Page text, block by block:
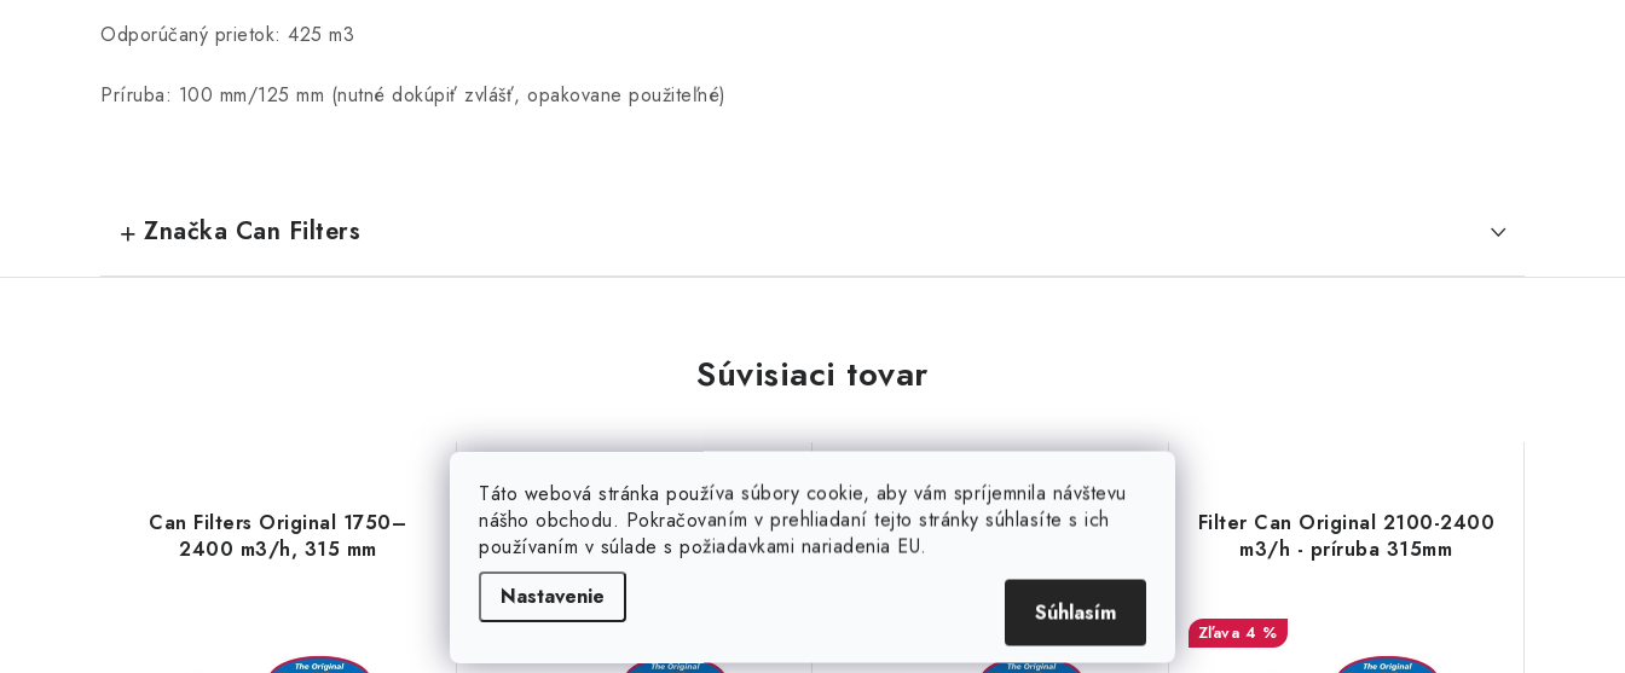
Táto webová stránka používa súbory cookie, aby vám spríjemnila návštevu
nášho obchodu. Pokračovaním v prehliadaní tejto stránky súhlasíte s ich
používaním v súlade s požiadavkami nariadenia EU.
Nastavenie
Súhlasím
Odporúčaný prietok: 425 m3
Príruba: 100 mm/125 mm (nutné dokúpiť zvlášť, opakovane použiteľné)
Značka Can Filters
Súvisiaci tovar
Can Filters Original 1750–
2400 m3/h, 315 mm
Can Filters Original 1000–
1300 m3/h, 250 mm
Can Filters Original 1000–
1300 m3/h, 315 mm
Filter Can Original 2100-2400
m3/h - príruba 315mm
4 %